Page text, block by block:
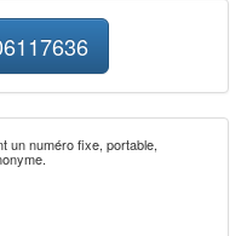
un numéro fixe, portable,